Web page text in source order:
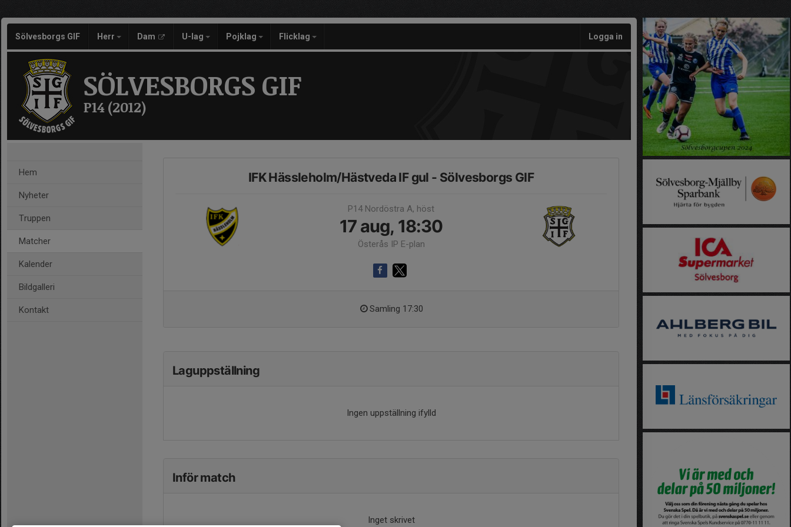
Sölvesborgs GIF Herr Dam U-lag Pojklag Flicklag Logga in
SÖLVESBORGS GIF
P14 (2012)
Hem
Nyheter
Truppen
Matcher
Kalender
Bildgalleri
Kontakt
IFK Hässleholm/Hästveda IF gul - Sölvesborgs GIF
P14 Nordöstra A, höst
17 aug, 18:30
Österås IP E-plan
Samling 17:30
Laguppställning
Ingen uppställning ifylld
Inför match
Inget skrivet